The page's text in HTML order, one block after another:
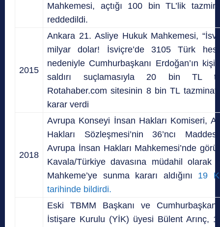
Mahkemesi, açtığı 100 bin TL’lik
reddedildi.
2015
Ankara 21. Asliye Hukuk Mahkemesi,
milyar dolar! İsviçre’de 3105 Türk
nedeniyle Cumhurbaşkanı Erdoğan’ın
saldırı suçlamasıyla 20 bin TL
Rotahaber.com sitesinin 8 bin TL tazminat
karar verdi
2018
Avrupa Konseyi İnsan Hakları Komiseri,
Hakları Sözleşmesi’nin 36’ncı
Avrupa İnsan Hakları Mahkemesi’nde
Kavala/Türkiye davasına müdahil olarak
Mahkeme’ye sunma kararı aldığını 19
tarihinde bildirdi.
Eski TBMM Başkanı ve
İstişare Kurulu (YİK) üyesi Bülent Arınç,